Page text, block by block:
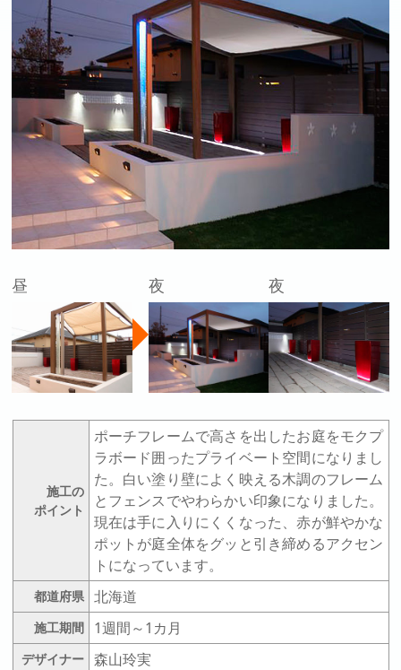
昼 夜 夜
施工の
ポイント
ポーチフレームで高さを出したお庭をモクプ
ラボード囲ったプライベート空間になりまし
た。白い塗り壁によく映える木調のフレーム
とフェンスでやわらかい印象になりました。
現在は手に入りにくくなった、赤が鮮やかな
ポットが庭全体をグッと引き締めるアクセン
トになっています。
都道府県 北海道
施工期間 1週間～1カ月
デザイナー 森山玲実